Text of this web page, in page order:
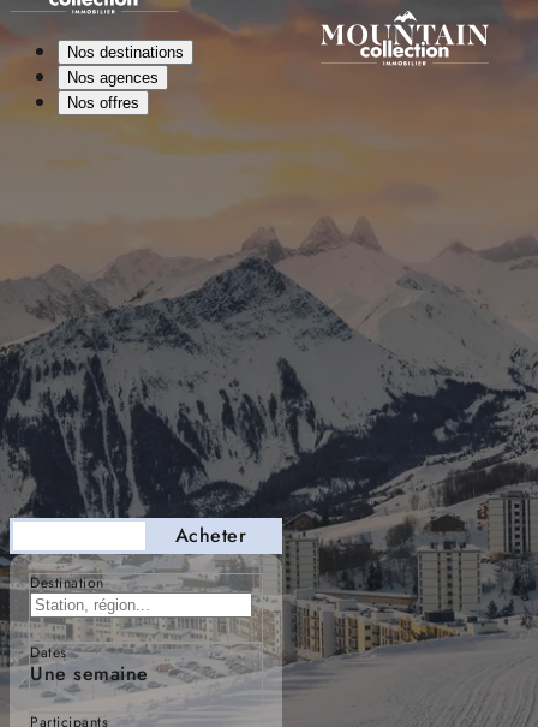
Acheter
Destination
Dates
Une semaine
Participants
Nos destinations
Nos agences
Nos offres